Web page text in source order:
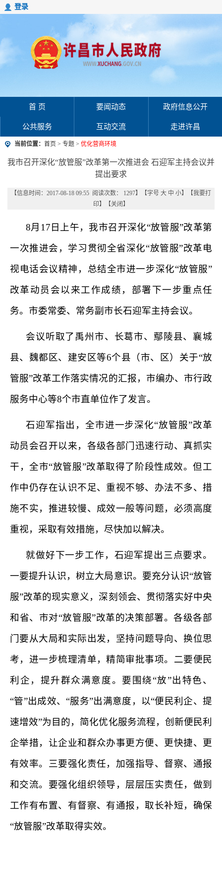
登录
首 页 要闻动态 政府信息公开
公共服务 互动交流 走进许昌
当前位置： 首页 > 专题 > 优化营商环境
我市召开深化“放管服”改革第一次推进会 石迎军主持会议并
提出要求
【信息时间：2017-08-18 09:55 阅读次数： 1297】【字号 大 中 小】【我要打
印】【关闭 】
8月 17 日上午，我市召开深化“放管服”改革第
一次推进会，学习贯彻全省深化“放管服”改革电
视电话会议精神，总结全市进一步深化“放管服”
改革动员会以来工作成绩，部署下一步重点任
务。市委常委、常务副市长石迎军主持会议。
会议听取了禹州市、长葛市、鄢陵县、襄城
县、魏都区、建安区等6个县（市、区）关于“放
管服”改革工作落实情况的汇报，市编办、市行政
服务中心等8个市直单位作了发言。
石迎军指出，全市进一步深化“放管服”改革
动员会召开以来，各级各部门迅速行动、真抓实
干，全市“放管服”改革取得了阶段性成效。但工
作中仍存在认识不足、重视不够、办法不多、措
施不实，推进较慢、成效一般等问题，必须高度
重视，采取有效措施，尽快加以解决。
就做好下一步工作，石迎军提出三点要求。
一要提升认识，树立大局意识。要充分认识“放管
服”改革的现实意义，深刻领会、贯彻落实好中央
和省、市对“放管服”改革的决策部署。各级各部
门要从大局和实际出发，坚持问题导向、换位思
考，进一步梳理清单，精简审批事项。二要便民
利企，提升群众满意度。要围绕“放”出特色、
“管”出成效、“服务”出满意度，以“便民利企、提
速增效”为目的，简化优化服务流程，创新便民利
企举措，让企业和群众办事更方便、更快捷、更
有效率。三要强化责任，加强指导、督察、通报
和交流。要强化组织领导，层层压实责任，做到
工作有布置、有督察、有通报，取长补短，确保
“放管服”改革取得实效。